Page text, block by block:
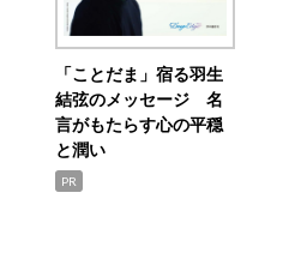
「ことだま」宿る羽生
結弦のメッセージ 名
言がもたらす心の平穏
と潤い
PR